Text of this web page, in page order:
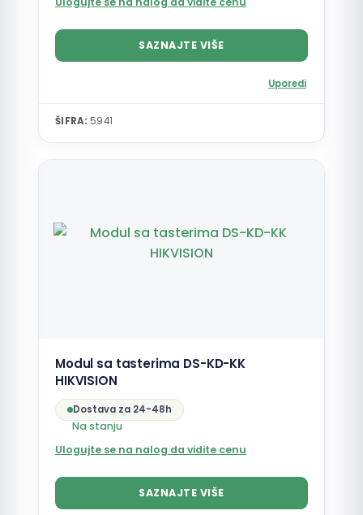
SAZNAJTE VIŠE
Uporedi
ŠIFRA: 5941
Modul sa tasterima DS-KD-KK
HIKVISION
Dostava za 24-48h
Na stanju
Ulogujte se na nalog da vidite cenu
SAZNAJTE VIŠE